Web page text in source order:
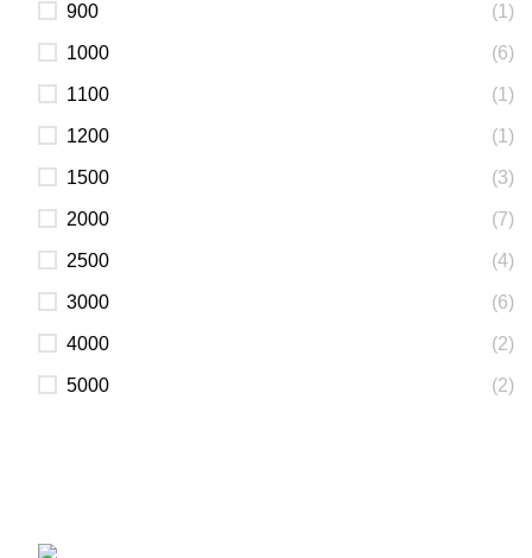
900 (1)
1000 (6)
1100 (1)
1200 (1)
1500 (3)
2000 (7)
2500 (4)
3000 (6)
4000 (2)
5000 (2)